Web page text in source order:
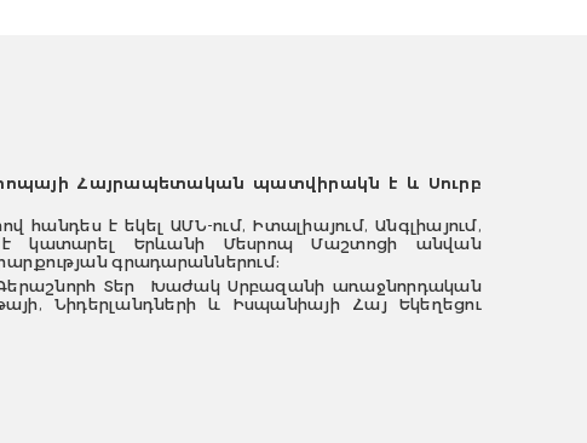
Հայրապետական պատվիրակն է և Սուրբ
է եկել ԱՄՆ-ում, Իտալիայում, Անգլիայում,
է կատարել Երևանի Մեսրոպ Մաշտոցի անվան
գրադարաններում։
Տեր Խաժակ Սրբազանի առաջնորդական
Նիդերլանդների և Իսպանիայի Հայ Եկեղեցու